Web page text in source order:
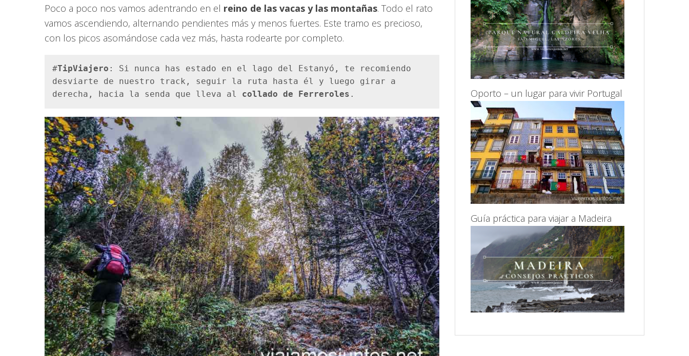
Poco a poco nos vamos adentrando en el reino de las vacas y las montañas. Todo el rato
vamos ascendiendo, alternando pendientes más y menos fuertes. Este tramo es precioso,
con los picos asomándose cada vez más, hasta rodearte por completo.
#TipViajero : Si nunca has estado en el lago del Estanyó, te recomiendo
desviarte de nuestro track, seguir la ruta hasta él y luego girar a
derecha, hacia la senda que lleva al collado de Ferreroles . Oporto – un lugar para vivir Portugal
Guía práctica para viajar a Madeira